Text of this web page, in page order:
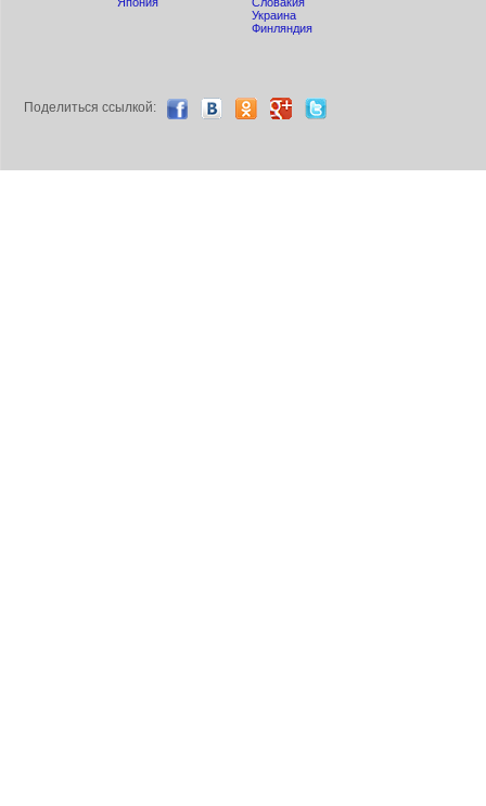
Украина
Финляндия
Поделиться ccылкой: